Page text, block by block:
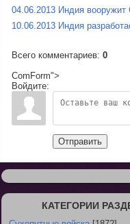
04.06.2013 Индия
10.06.2013 Индия
Всего комментариев: 0
ComForm">
Войдите:
Отправить
КАТЕГОРИИ